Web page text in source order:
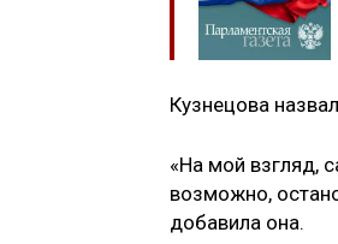
Кузнецова
«На мой взгляд,
возможно,
добавила она.